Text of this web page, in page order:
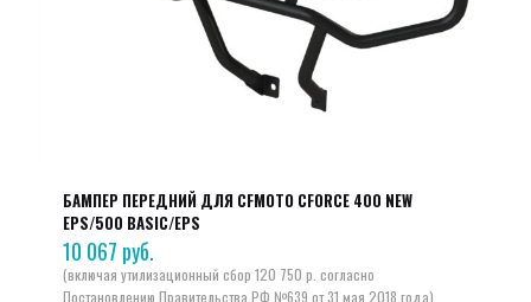
БАМПЕР ПЕРЕДНИЙ ДЛЯ CFMOTO CFORCE 400 NEW
EPS/500 BASIC/EPS
10 067 руб.